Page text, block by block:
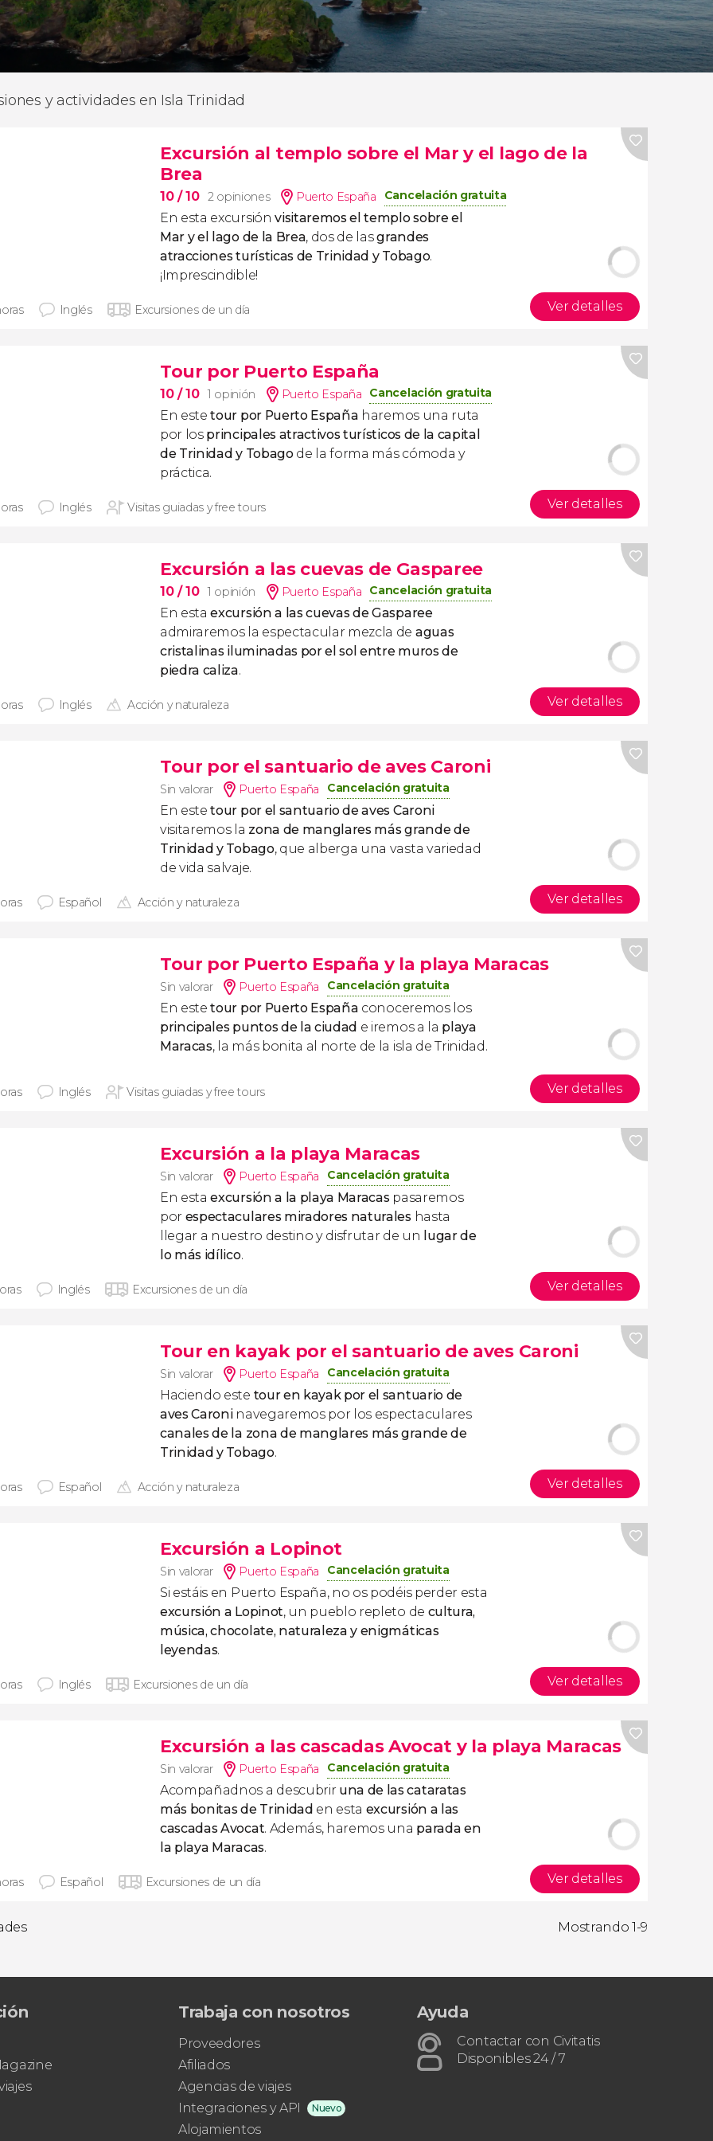
y actividades en Isla Trinidad
Excursión al templo sobre el Mar y el lago de la
Brea
10/ 10 2 opiniones Puerto España Cancelación gratuita
En esta excursiónvisitaremos el templo sobre el
Mar y el lago de la Brea, dos de lasgrandes
atracciones turísticas de Trinidad y Tobago.
¡Imprescindible!
Inglés Excursiones de un día Ver detalles
Tour por Puerto España
10/ 10 1 opinión Puerto España Cancelación gratuita
En estetour por Puerto España haremos una ruta
por los principales atractivos turísticos de la capital
de Trinidad y Tobagode la forma más cómoda y
práctica.
Inglés Visitas guiadas y free tours Ver detalles
Excursión a las cuevas de Gasparee
10/ 10 1 opinión Puerto España Cancelación gratuita
En estaexcursión a las cuevas de Gasparee
admiraremos la espectacular mezcla de aguas
cristalinas iluminadas por el sol entre muros de
piedra caliza.
Inglés Acción y naturaleza Ver detalles
Tour por el santuario de aves Caroni
Sin valorar Puerto España Cancelación gratuita
En estetour por el santuario de aves Caroni
visitaremos la zona de manglares más grande de
Trinidad y Tobago, que alberga una vasta variedad
de vida salvaje.
Español Acción y naturaleza Ver detalles
Tour por Puerto España y la playa Maracas
Sin valorar Puerto España Cancelación gratuita
En estetour por Puerto España conoceremos los
principales puntos de la ciudad e iremos a la playa
Maracas, la más bonita al norte de la isla de Trinidad.
Inglés Visitas guiadas y free tours Ver detalles
Excursión a la playa Maracas
Sin valorar Puerto España Cancelación gratuita
En estaexcursión a la playa Maracaspasaremos
por espectaculares miradores naturaleshasta
llegar a nuestro destino y disfrutar de un lugar de
lo más idílico.
Inglés Excursiones de un día Ver detalles
Tour en kayak por el santuario de aves Caroni
Sin valorar Puerto España Cancelación gratuita
Haciendo este tour en kayak por el santuario de
aves Caroninavegaremos por los espectaculares
canales de la zona de manglares más grande de
Trinidad y Tobago.
Español Acción y naturaleza Ver detalles
Excursión a Lopinot
Sin valorar Puerto España Cancelación gratuita
Si estáis en Puerto España, no os podéis perder esta
excursión a Lopinot, un pueblo repleto de cultura,
música, chocolate, naturaleza y enigmáticas
leyendas.
Inglés Excursiones de un día Ver detalles
Excursión a las cascadas Avocat y la playa Maracas
Sin valorar Puerto España Cancelación gratuita
Acompañadnos a descubrir una de las cataratas
más bonitas de Trinidad en esta excursión a las
cascadas Avocat. Además, haremos una parada en
la playa Maracas.
Español Excursiones de un día Ver detalles
Mostrando 1-9
Trabaja con nosotros
Proveedores
Afiliados
Agencias de viajes
Integraciones y API
Nuevo
Alojamientos
Ayuda
Contactar con Civitatis
Disponibles 24 / 7